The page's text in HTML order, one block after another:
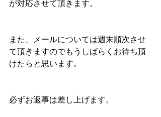
が対応させて頂きます。
また、メールについては週末順次させ
て頂きますのでもうしばらくお待ち頂
けたらと思います。
必ずお返事は差し上げます。